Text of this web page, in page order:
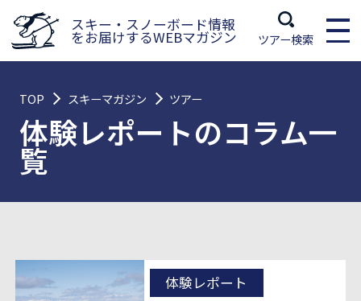
スキー・スノーボード情報
をお届けするWEBマガジン ツアー検索
TOP スキーマガジン ツアー
体験レポートのコラム一
覧
体験レポート